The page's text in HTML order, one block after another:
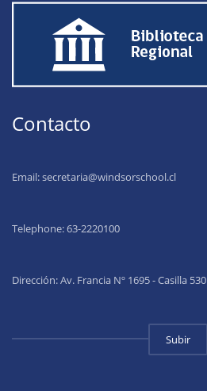
Contacto
Email:secretaria@windsorschool.cl
Telephone: 63-2220100
Dirección: Av. Francia Nº 1695 - Casilla 530
Subir